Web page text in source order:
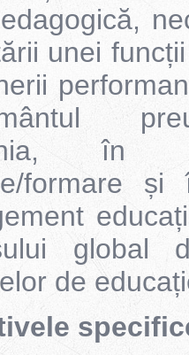
unei
în
formare
global
de